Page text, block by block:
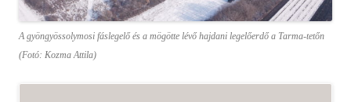
A gyöngyössolymosi fáslegelő és a mögötte lévő hajdani legelőerdő a Tarma-tetőn
(Fotó: Kozma Attila)